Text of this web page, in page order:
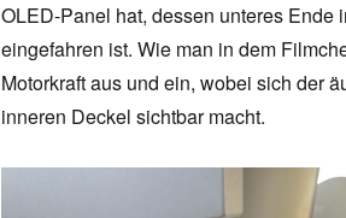
OLED-Panel hat, dessen unteres Ende
eingefahren ist. Wie man in dem
Motorkraft aus und ein, wobei sich der
inneren Deckel sichtbar macht.